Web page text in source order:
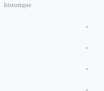
historique.